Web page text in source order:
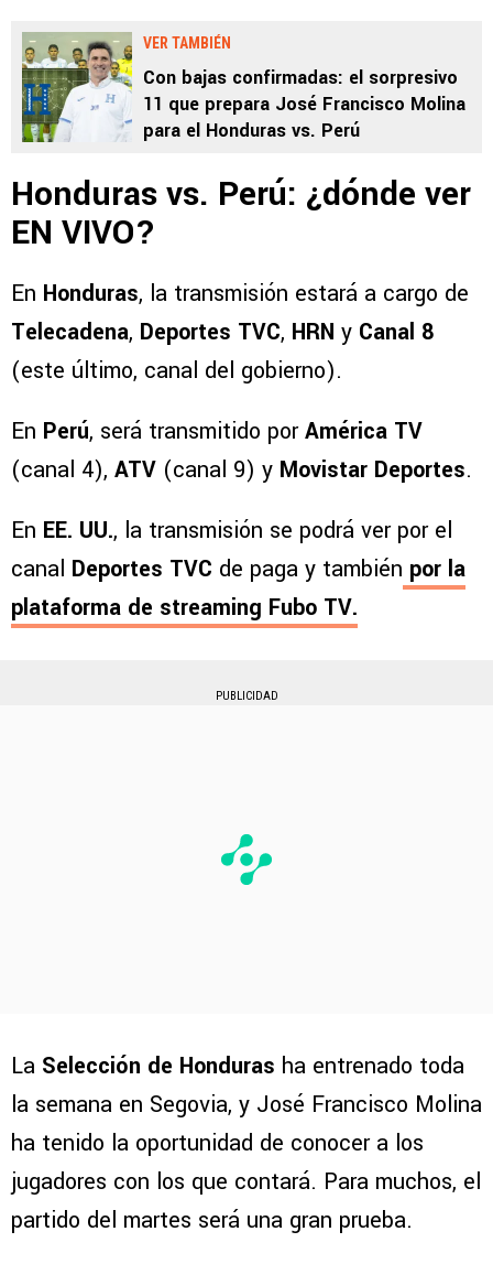
VER TAMBIÉN
Con bajas confirmadas: el sorpresivo
11 que prepara José Francisco Molina
para el Honduras vs. Perú
Honduras vs. Perú: ¿dónde ver
EN VIVO?
En Honduras, la transmisión estará a cargo de
Telecadena, Deportes TVC, HRN y Canal 8
(este último, canal del gobierno).
En Perú, será transmitido porAmérica TV
(canal 4), ATV (canal 9) y Movistar Deportes.
En EE. UU., la transmisión se podrá ver por el
canal Deportes TVC de paga y también por la
plataforma de streaming Fubo TV.
PUBLICIDAD
La Selección de Honduras ha entrenado toda
la semana en Segovia, y José Francisco Molina
ha tenido la oportunidad de conocer a los
jugadores con los que contará. Para muchos, el
partido del martes será una gran prueba.